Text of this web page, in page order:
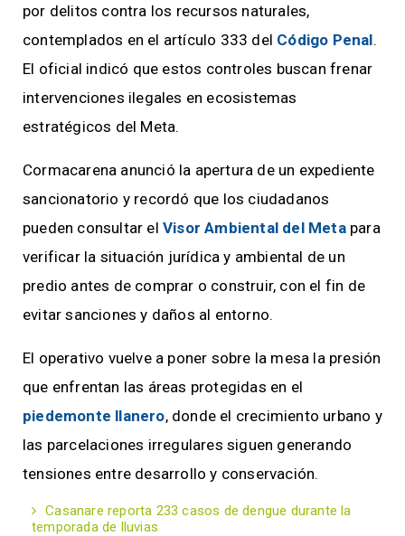
por delitos contra los recursos naturales,
contemplados en el artículo 333 del Código Penal.
El oficial indicó que estos controles buscan frenar
intervenciones ilegales en ecosistemas
estratégicos del Meta.
Cormacarena anunció la apertura de un expediente
sancionatorio y recordó que los ciudadanos
pueden consultar el Visor Ambiental del Metapara
verificar la situación jurídica y ambiental de un
predio antes de comprar o construir, con el fin de
evitar sanciones y daños al entorno.
El operativo vuelve a poner sobre la mesa la presión
que enfrentan las áreas protegidas en el
piedemonte llanero, donde el crecimiento urbano y
las parcelaciones irregulares siguen generando
tensiones entre desarrollo y conservación.
Casanare reporta 233 casos de dengue durante la
temporada de lluvias